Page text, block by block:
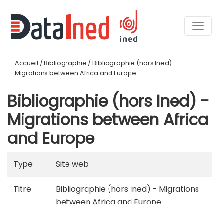
Accueil / Bibliographie / Bibliographie (hors Ined) -
Migrations between Africa and Europe...
Bibliographie (hors Ined) -
Migrations between Africa
and Europe
Type Site web
Titre
Bibliographie (hors Ined) - Migrations